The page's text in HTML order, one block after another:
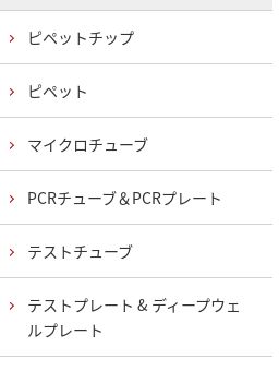
ピペットチップ
ピペット
マイクロチューブ
PCRチューブ＆PCRプレート
テストチューブ
テストプレート & ディープウェ
ルプレート